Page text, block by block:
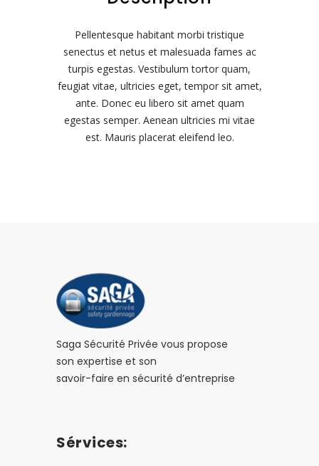
Pellentesque habitant morbi tristique
senectus et netus et malesuada fames ac
turpis egestas. Vestibulum tortor quam,
feugiat vitae, ultricies eget, tempor sit amet,
ante. Donec eu libero sit amet quam
egestas semper. Aenean ultricies mi vitae
est. Mauris placerat eleifend leo.
Saga Sécurité Privée vous propose
son expertise et son
savoir-faire en sécurité d’entreprise
Sérvices: